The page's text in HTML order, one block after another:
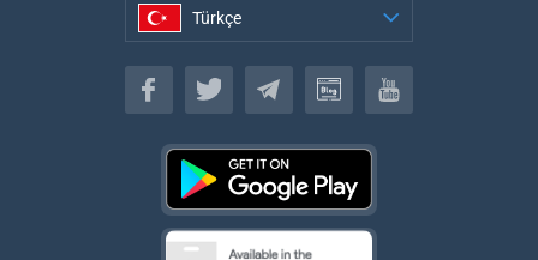
Türkçe
Türkçe